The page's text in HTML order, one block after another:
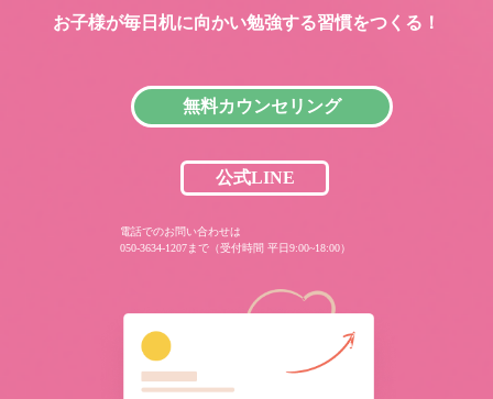
お子様が毎日机に向かい勉強する習慣をつくる！
無料カウンセリング
公式LINE
電話でのお問い合わせは
050-3634-1207まで（受付時間 平日9:00~18:00）